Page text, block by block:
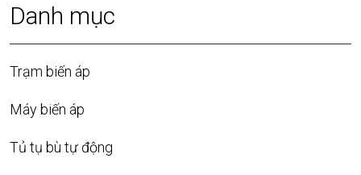
Danh mục
Trạm biến áp
Máy biến áp
Tủ tụ bù tự động